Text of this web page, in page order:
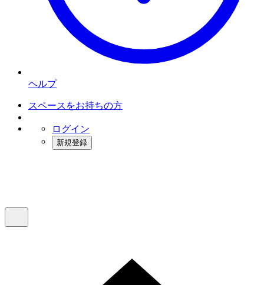
ヘルプ
スペースをお持ちの方
ログイン
新規登録